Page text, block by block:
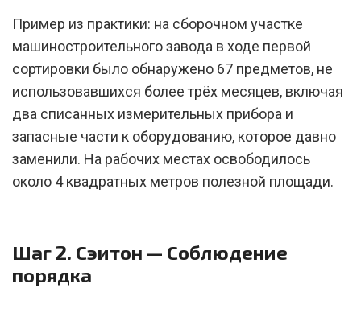
Пример из практики: на сборочном участке
машиностроительного завода в ходе первой
сортировки было обнаружено 67 предметов, не
использовавшихся более трёх месяцев, включая
два списанных измерительных прибора и
запасные части к оборудованию, которое давно
заменили. На рабочих местах освободилось
около 4 квадратных метров полезной площади.
Шаг 2. Сэитон — Соблюдение
порядка